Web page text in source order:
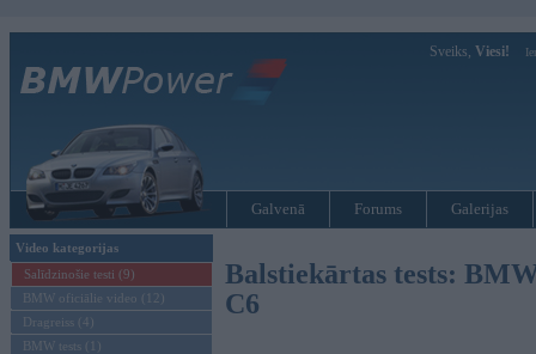
Sveiks, Viesi!
Galvenā Forums Galerijas
Video kategorijas
Salīdzinošie testi (9)
BMW oficiālie video (12)
Dragreiss (4)
BMW tests (1)
Balstiekārtas tests:
C6